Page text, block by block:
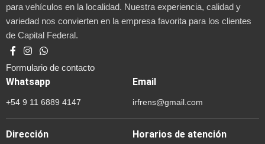
para vehículos en la localidad. Nuestra experiencia, calidad y
variedad nos convierten en la empresa favorita para los clientes
de Capital Federal.
Formulario de contacto
Whatsapp
+54 9 11 6889 4147
Email
irfrens@gmail.com
Dirección Horarios de atención